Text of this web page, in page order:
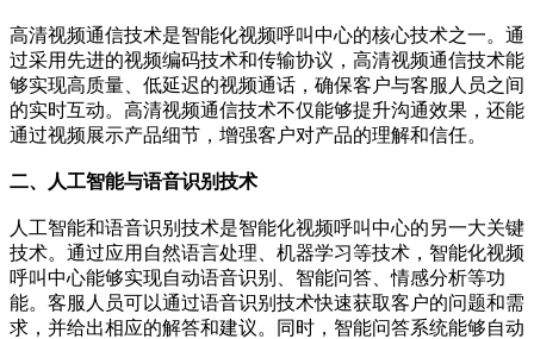
高清视频通信技术是智能化视频呼叫中心的核心技术之一。通
过采用先进的视频编码技术和传输协议，高清视频通信技术能
够实现高质量、低延迟的视频通话，确保客户与客服人员之间
的实时互动。高清视频通信技术不仅能够提升沟通效果，还能
通过视频展示产品细节，增强客户对产品的理解和信任。
二、人工智能与语音识别技术
人工智能和语音识别技术是智能化视频呼叫中心的另一大关键
技术。通过应用自然语言处理、机器学习等技术，智能化视频
呼叫中心能够实现自动语音识别、智能问答、情感分析等功
能。客服人员可以通过语音识别技术快速获取客户的问题和需
求，并给出相应的解答和建议。同时，智能问答系统能够自动